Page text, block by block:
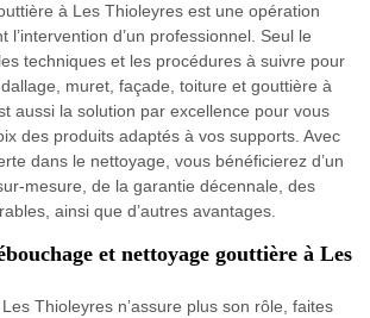
à Les Thioleyres est une opération
l’intervention d’un professionnel. Seul le
techniques et les procédures à suivre pour
muret, façade, toiture et gouttière à
aussi la solution par excellence pour vous
des produits adaptés à vos supports. Avec
dans le nettoyage, vous bénéficierez d’un
mesure, de la garantie décennale, des
ainsi que d’autres avantages.
et nettoyage gouttière à Les
Thioleyres n’assure plus son rôle, faites